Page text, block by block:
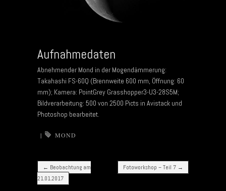
Aufnahmedaten
Abnehmender Mond in der Mogendämmerung:
Takahashi FS-60Q (Brennweite 600 mm, Öffnung: 60
mm); Kamera: PointGrey Grasshopper3-U3-28S5M;
Bildverarbeitung: 500 von 2500 Picts in Avistack und
Photoshop bearbeitet.
| MOND
Post navigation
← Beobachtung am
21.01.2017
Fotoworkshop – Teil 7 →